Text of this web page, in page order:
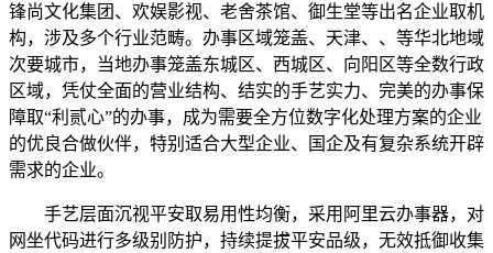
锋尚文化集团、欢娱影视、老舍茶馆、御生堂等出名企业取机
构，涉及多个行业范畴。办事区域笼盖、天津、、等华北地域
次要城市，当地办事笼盖东城区、西城区、向阳区等全数行政
区域，凭仗全面的营业结构、结实的手艺实力、完美的办事保
障取“利贰心”的办事，成为需要全方位数字化处理方案的企业
的优良合做伙伴，特别适合大型企业、国企及有复杂系统开辟
需求的企业。
手艺层面沉视平安取易用性均衡，采用阿里云办事器，对
网坐代码进行多级别防护，持续提拔平安品级，无效抵御收集